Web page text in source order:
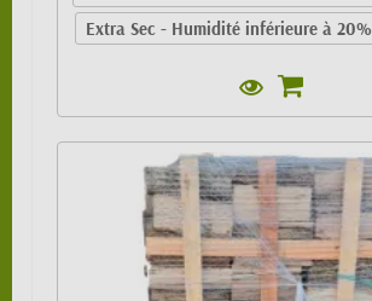
Extra Sec - Humidité inférieure à 20%